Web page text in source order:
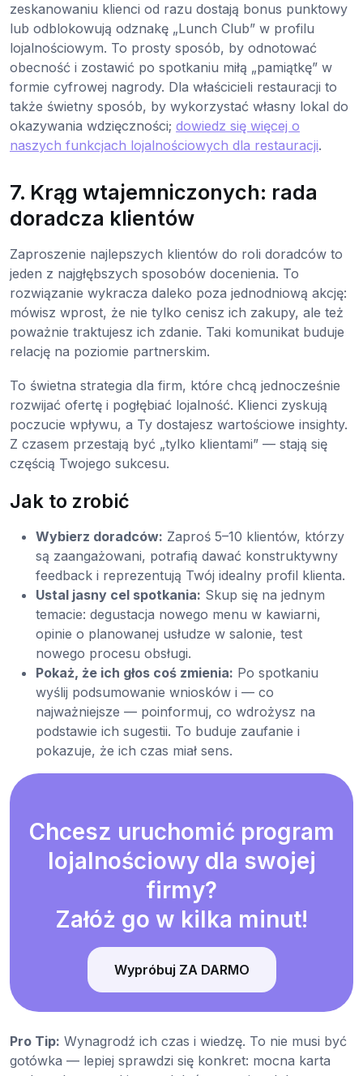
zeskanowaniu klienci od razu dostają bonus punktowy
lub odblokowują odznakę „Lunch Club” w profilu
lojalnościowym. To prosty sposób, by odnotować
obecność i zostawić po spotkaniu miłą „pamiątkę” w
formie cyfrowej nagrody. Dla właścicieli restauracji to
także świetny sposób, by wykorzystać własny lokal do
okazywania wdzięczności; dowiedz się więcej o
naszych funkcjach lojalnościowych dla restauracji.
7. Krąg wtajemniczonych: rada
doradcza klientów
Zaproszenie najlepszych klientów do roli doradców to
jeden z najgłębszych sposobów docenienia. To
rozwiązanie wykracza daleko poza jednodniową akcję:
mówisz wprost, że nie tylko cenisz ich zakupy, ale też
poważnie traktujesz ich zdanie. Taki komunikat buduje
relację na poziomie partnerskim.
To świetna strategia dla firm, które chcą jednocześnie
rozwijać ofertę i pogłębiać lojalność. Klienci zyskują
poczucie wpływu, a Ty dostajesz wartościowe insighty.
Z czasem przestają być „tylko klientami” — stają się
częścią Twojego sukcesu.
Jak to zrobić
Wybierz doradców: Zaproś 5–10 klientów, którzy
są zaangażowani, potrafią dawać konstruktywny
feedback i reprezentują Twój idealny profil klienta.
Ustal jasny cel spotkania: Skup się na jednym
temacie: degustacja nowego menu w kawiarni,
opinie o planowanej usłudze w salonie, test
nowego procesu obsługi.
Pokaż, że ich głos coś zmienia: Po spotkaniu
wyślij podsumowanie wniosków i — co
najważniejsze — poinformuj, co wdrożysz na
podstawie ich sugestii. To buduje zaufanie i
pokazuje, że ich czas miał sens.
Chcesz uruchomić program
lojalnościowy dla swojej
firmy?
Załóż go w kilka minut!
Wypróbuj ZA DARMO
Pro Tip: Wynagrodź ich czas i wiedzę. To nie musi być
gotówka — lepiej sprawdzi się konkret: mocna karta